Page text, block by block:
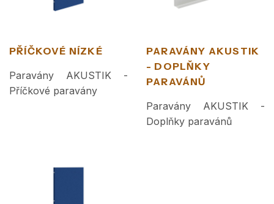
PŘÍČKOVÉ NÍZKÉ
Paravány AKUSTIK -
Příčkové paravány
PARAVÁNY AKUSTIK
- DOPLŇKY
PARAVÁNŮ
Paravány AKUSTIK -
Doplňky paravánů